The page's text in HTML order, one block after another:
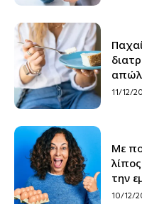
11/12/
Με
την
10/12/